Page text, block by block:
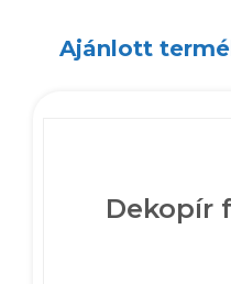
Ajánlott
Dekopír